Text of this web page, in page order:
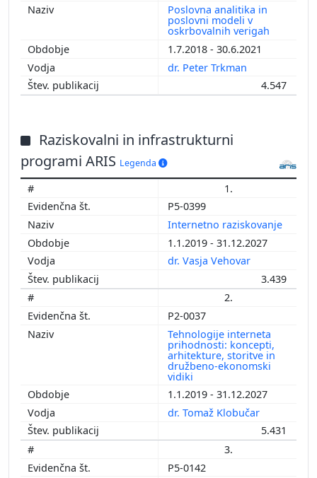
Poslovna analitika in
poslovni modeli v
oskrbovalnih verigah
1.7.2018 - 30.6.2021
dr. Peter Trkman
4.547
Raziskovalni in infrastrukturni
programi ARIS Legenda
1.
P5-0399
Internetno raziskovanje
1.1.2019 - 31.12.2027
dr. Vasja Vehovar
3.439
2.
P2-0037
Tehnologije interneta
prihodnosti: koncepti,
arhitekture, storitve in
družbeno-ekonomski
vidiki
1.1.2019 - 31.12.2027
dr. Tomaž Klobučar
5.431
3.
P5-0142